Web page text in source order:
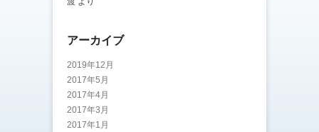
アーカイブ
2019年12月
2017年5月
2017年4月
2017年3月
2017年1月